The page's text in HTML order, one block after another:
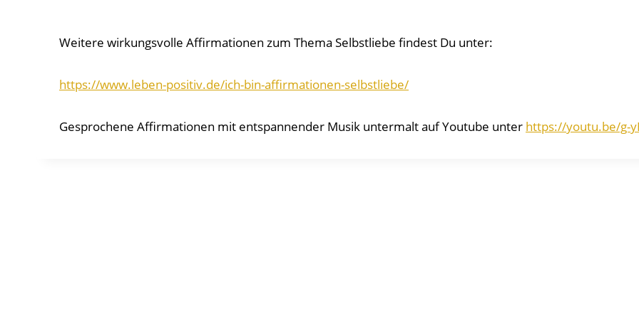
Weitere wirkungsvolle Affirmationen zum Thema Selbstliebe findest Du unter:
https://www.leben-positiv.de/ich-bin-affirmationen-selbstliebe/
Gesprochene Affirmationen mit entspannender Musik untermalt auf Youtube unter https://youtu.be/g-